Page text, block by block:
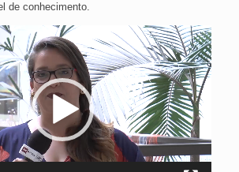
de conhecimento.